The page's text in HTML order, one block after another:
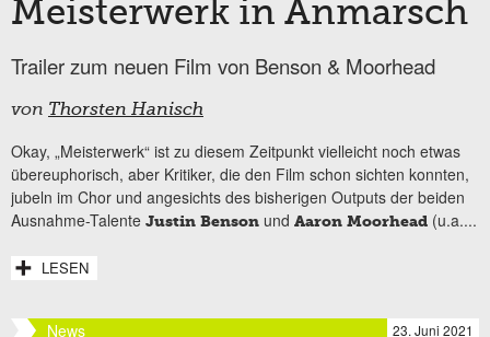
Meisterwerk in Anmarsch
Trailer zum neuen Film von Benson & Moorhead
von Thorsten Hanisch
Okay, „Meisterwerk“ ist zu diesem Zeitpunkt vielleicht noch etwas
übereuphorisch, aber Kritiker, die den Film schon sichten konnten,
jubeln im Chor und angesichts des bisherigen Outputs der beiden
Ausnahme-Talente Justin Benson und Aaron Moorhead (u.a....
LESEN
News 23. Juni 2021